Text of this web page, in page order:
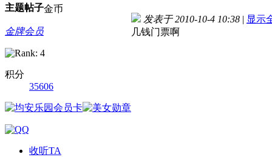
主题帖子金币
金牌会员
积分
35606
收听TA
发表于 2010-10-4 10:38 | 显示
几钱门票啊